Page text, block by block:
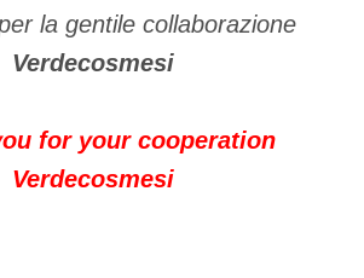
la gentile collaborazione
Verdecosmesi
for your cooperation
Verdecosmesi